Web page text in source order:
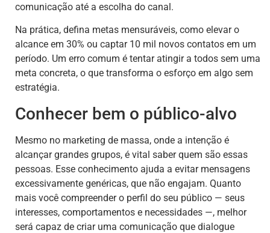
comunicação até a escolha do canal.
Na prática, defina metas mensuráveis, como elevar o
alcance em 30% ou captar 10 mil novos contatos em um
período. Um erro comum é tentar atingir a todos sem uma
meta concreta, o que transforma o esforço em algo sem
estratégia.
Conhecer bem o público-alvo
Mesmo no marketing de massa, onde a intenção é
alcançar grandes grupos, é vital saber quem são essas
pessoas. Esse conhecimento ajuda a evitar mensagens
excessivamente genéricas, que não engajam. Quanto
mais você compreender o perfil do seu público — seus
interesses, comportamentos e necessidades —, melhor
será capaz de criar uma comunicação que dialogue